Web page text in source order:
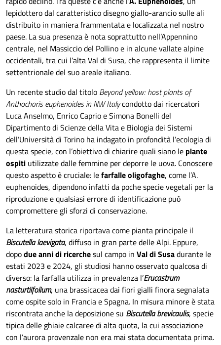
lepidottero dal caratteristico disegno giallo-arancio sulle ali
distribuito in maniera frammentata e localizzata nel nostro
paese. La sua presenza è nota soprattutto nell’Appennino
centrale, nel Massiccio del Pollino e in alcune vallate alpine
occidentali, tra cui l’alta Val di Susa, che rappresenta il limite
settentrionale del suo areale italiano.
Un recente studio dal titolo Beyond yellow: host plants of
Anthocharis euphenoides in NW Italycondotto dai ricercatori
Luca Anselmo, Enrico Caprio e Simona Bonelli del
Dipartimento di Scienze della Vita e Biologia dei Sistemi
dell’Università di Torino ha indagato in profondità l’ecologia di
questa specie, con l’obiettivo di chiarire quali siano le piante
ospiti utilizzate dalle femmine per deporre le uova. Conoscere
questo aspetto è cruciale: lefarfalle oligofaghe, come l’A.
euphenoides, dipendono infatti da poche specie vegetali per la
riproduzione e qualsiasi errore di identificazione può
compromettere gli sforzi di conservazione.
La letteratura storica riportava come pianta principale il
Biscutella laevigata, diffuso in gran parte delle Alpi. Eppure,
dopodue anni di ricerchesul campo in Val di Susadurante le
estati 2023 e 2024, gli studiosi hanno osservato qualcosa di
diverso: la farfalla utilizza in prevalenza l’Erucastrum
nasturtiifolium, una brassicacea dai fiori gialli finora segnalata
come ospite solo in Francia e Spagna. In misura minore è stata
riscontrata anche la deposizione su Biscutella brevicaulis, specie
tipica delle ghiaie calcaree di alta quota, la cui associazione
con l’aurora provenzale non era mai stata documentata prima.